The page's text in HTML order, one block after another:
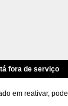
fora de serviço
em reativar, pode